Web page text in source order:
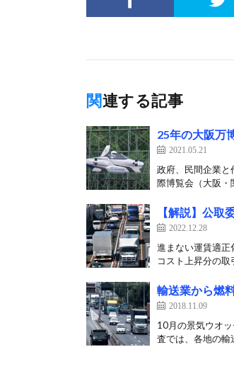
関連する記事
25年の大阪万
2021.05.21
政府、民間企業
際博覧会（大阪・
【解説】公取
2022.12.28
進まない運賃適正
コスト上昇分の
輸送業から燃
2018.11.09
10月の景気ウオ
査では、各地の輸